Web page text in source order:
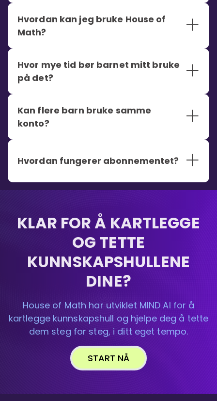
Hvordan kan jeg bruke House of
Math?
+
Hvor mye tid bør barnet mitt bruke
på det?
+
Kan flere barn bruke samme
konto?
+
Hvordan fungerer abonnementet? +
KLAR FOR Å KARTLEGGE
OG TETTE
KUNNSKAPSHULLENE
DINE?
House of Math har utviklet MIND AI for å
kartlegge kunnskapshull og hjelpe deg å tette
dem steg for steg, i ditt eget tempo.
START NÅ